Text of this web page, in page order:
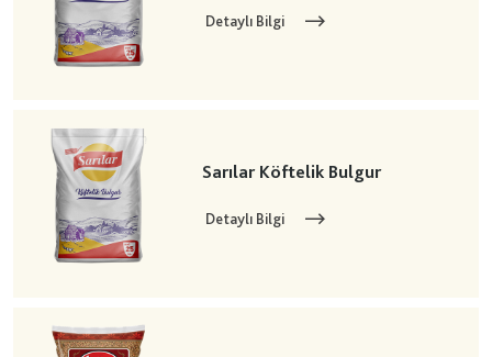
Detaylı Bilgi
Sarılar Köftelik Bulgur
Detaylı Bilgi